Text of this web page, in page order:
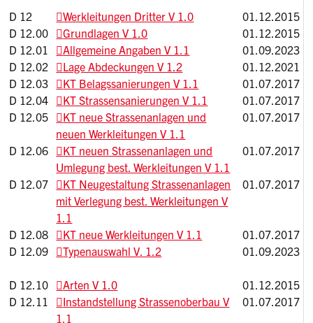
D 12 Werkleitungen Dritter V 1.0
01.12.2015
D 12.00
Grundlagen V 1.0
01.12.2015
D 12.01
Allgemeine Angaben V 1.1
01.09.2023
D 12.02
Lage Abdeckungen V 1.2
01.12.2021
D 12.03
KT Belagssanierungen V 1.1
01.07.2017
D 12.04
KT Strassensanierungen V 1.1
01.07.2017
D 12.05
KT neue Strassenanlagen und
neuen Werkleitungen V 1.1
01.07.2017
D 12.06
KT neuen Strassenanlagen und
Umlegung best. Werkleitungen V 1.1
01.07.2017
D 12.07
KT Neugestaltung Strassenanlagen
mit Verlegung best. Werkleitungen V
1.1
01.07.2017
D 12.08 KT neue Werkleitungen V 1.1
01.07.2017
D 12.09
Typenauswahl V. 1.2 01.09.2023
D 12.10 Arten V 1.0
01.12.2015
D 12.11
Instandstellung Strassenoberbau V
1.1
01.07.2017